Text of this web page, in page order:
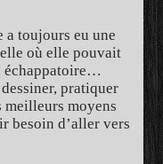
toujours eu une
où elle pouvait
échappatoire…
pratiquer
meilleurs moyens
besoin d’aller vers